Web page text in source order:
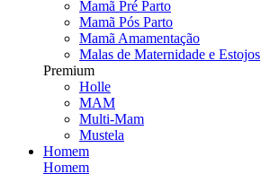
Mamã Pré Parto
Mamã Pós Parto
Mamã Amamentação
Malas de Maternidade e Estojos
Premium
Holle
MAM
Multi-Mam
Mustela
Homem
Homem